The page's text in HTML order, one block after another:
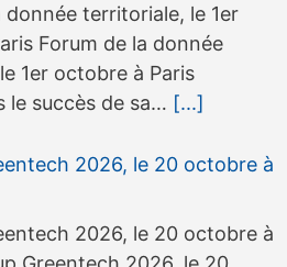
donnée territoriale, le 1er
Forum de la donnée
1er octobre à Paris
le succès de sa… [...]
2026, le 20 octobre à
2026, le 20 octobre à